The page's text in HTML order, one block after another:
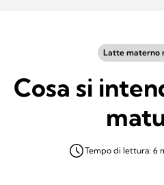
Latte materno
Cosa si
Tempo di lettura: 6